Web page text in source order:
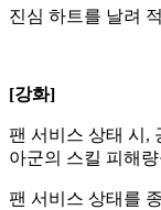
진심 하트를 날려
[강화]
팬 서비스 상태 시,
아군의 스킬 피해
팬 서비스 상태를